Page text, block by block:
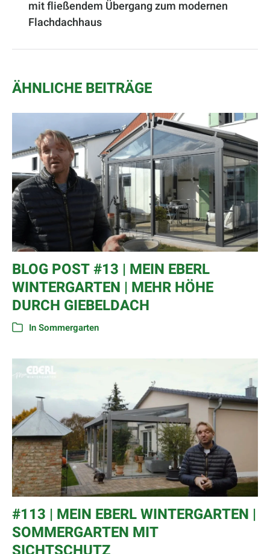
mit fließendem Übergang zum modernen
Flachdachhaus
ÄHNLICHE BEITRÄGE
BLOG POST #13 | MEIN EBERL
WINTERGARTEN | MEHR HÖHE
DURCH GIEBELDACH
InSommergarten
#113 | MEIN EBERL WINTERGARTEN |
SOMMERGARTEN MIT